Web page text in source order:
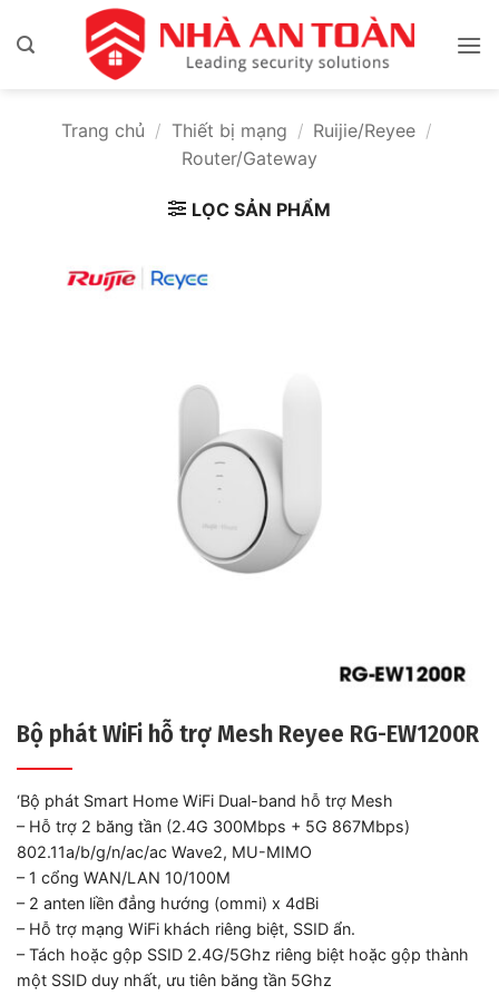
qua
Trang chủ / Thiết bị mạng / Ruijie/Reyee /
Router/Gateway
LỌC SẢN PHẨM
Bộ phát WiFi hỗ trợ Mesh Reyee RG-EW1200R
‘Bộ phát Smart Home WiFi Dual-band hỗ trợ Mesh
– Hỗ trợ 2 băng tần (2.4G 300Mbps + 5G 867Mbps)
802.11a/b/g/n/ac/ac Wave2, MU-MIMO
– 1 cổng WAN/LAN 10/100M
– 2 anten liền đẳng hướng (ommi) x 4dBi
– Hỗ trợ mạng WiFi khách riêng biệt, SSID ẩn.
– Tách hoặc gộp SSID 2.4G/5Ghz riêng biệt hoặc gộp thành
một SSID duy nhất, ưu tiên băng tần 5Ghz